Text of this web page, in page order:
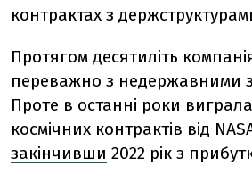
контрактах з
Протягом десятиліть
переважно з недержавними
Проте в останні роки
космічних контрактів від
закінчивши 2022 рік з